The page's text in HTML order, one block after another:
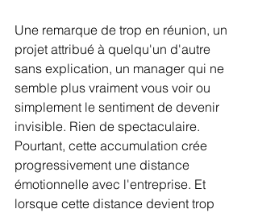
Une remarque de trop en réunion, un
projet attribué à quelqu'un d'autre
sans explication, un manager qui ne
semble plus vraiment vous voir ou
simplement le sentiment de devenir
invisible. Rien de spectaculaire.
Pourtant, cette accumulation crée
progressivement une distance
émotionnelle avec l'entreprise. Et
lorsque cette distance devient trop